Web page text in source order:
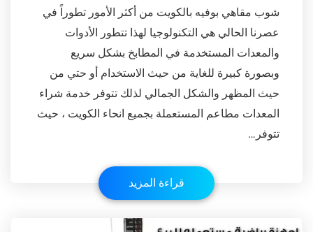
شوب مقاهي بوفيه بالكويت من أكثر الأمور تطوراً في
عصرنا الحالي هي التكنولوجيا لهذا تتطور الأدوات
والمعدات المستخدمة في المطابخ بشكل سريع
وبصورة كبيرة للغاية من حيث الاستخدام أو حتي من
حيث المظهر والشكل الجمالي لذلك تتوفر خدمة شراء
المعدات مطاعم المستعملة بجميع انحاء الكويت ، حيث
تتوفر…
قراءة المزيد